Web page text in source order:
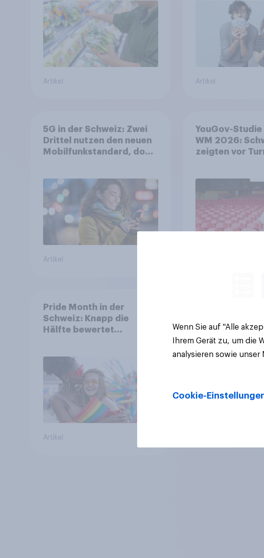
Artikel Artikel
5G in der Schweiz: Zwei
Drittel nutzen den neuen
Mobilfunkstandard, doch
Artikel
YouGov-Studie
WM 2026:
zeigten vor
Pride Month in der
Schweiz: Knapp die
Hälfte bewertet
bleibt umstritten
Artikel
Wenn Sie auf "Alle
Ihrem Gerät zu, um
analysieren sowie
Cookie-